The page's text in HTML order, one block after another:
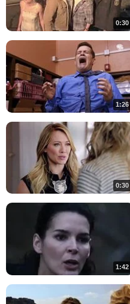
0:30
1:26
0:30
1:42